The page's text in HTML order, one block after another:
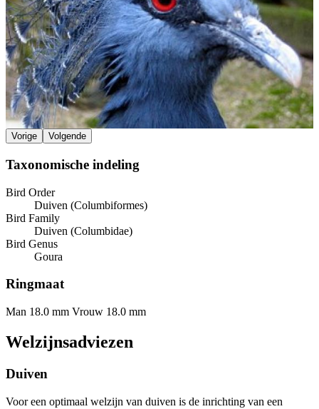
Vorige Volgende
Taxonomische indeling
Bird Order
Duiven (Columbiformes)
Bird Family
Duiven (Columbidae)
Bird Genus
Goura
Ringmaat
Man 18.0 mm Vrouw 18.0 mm
Welzijnsadviezen
Duiven
Voor een optimaal welzijn van duiven is de inrichting van een